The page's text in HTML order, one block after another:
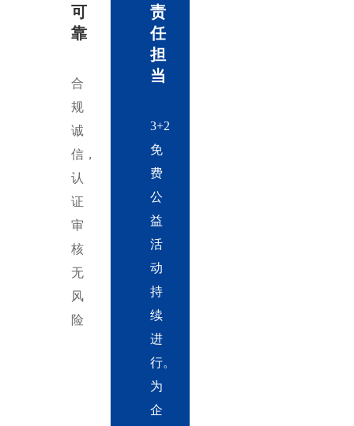
可
靠
合
规
诚
信，
认
证
审
核
无
风
险
责
任
担
当
3+2
免
费
公
益
活
动
持
续
进
行。
为
企